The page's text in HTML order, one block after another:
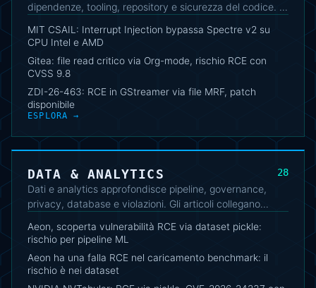
dipendenze, tooling, repository e sicurezza del codice. Il
utili per sviluppatori e maintainer.
MIT CSAIL: Interrupt Injection bypassa Spectre v2 su
CPU Intel e AMD
Gitea: file read critico via Org-mode, rischio RCE con
CVSS 9.8
ZDI-26-463: RCE in GStreamer via file MRF, patch
disponibile
ESPLORA →
DATA & ANALYTICS 28
Dati e analytics approfondisce pipeline, governance,
privacy, database e violazioni. Gli articoli collegano
della gestione dei dati.
Aeon, scoperta vulnerabilità RCE via dataset pickle:
rischio per pipeline ML
Aeon ha una falla RCE nel caricamento benchmark: il
rischio è nei dataset